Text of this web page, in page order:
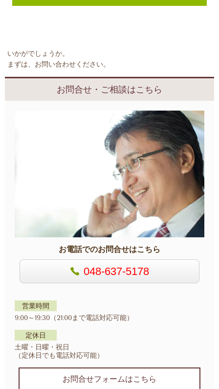
いかがでしょうか。
まずは、お問い合わせください。
お問合せ・ご相談はこちら
お電話でのお問合せはこちら
048-637-5178
営業時間
9:00～19:30（21:00まで電話対応可能）
定休日
土曜・日曜・祝日
（定休日でも電話対応可能）
お問合せフォームはこちら